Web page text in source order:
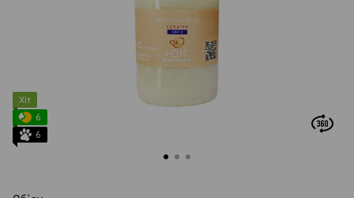
Хіт
6
6